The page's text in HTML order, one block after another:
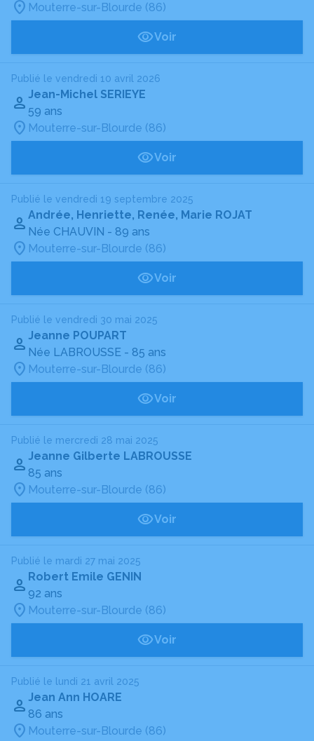
Mouterre-sur-Blourde (86)
Voir
Publié le vendredi 10 avril 2026
Jean-Michel SERIEYE
59 ans
Mouterre-sur-Blourde (86)
Voir
Publié le vendredi 19 septembre 2025
Andrée, Henriette, Renée, Marie ROJAT
Née CHAUVIN - 89 ans
Mouterre-sur-Blourde (86)
Voir
Publié le vendredi 30 mai 2025
Jeanne POUPART
Née LABROUSSE - 85 ans
Mouterre-sur-Blourde (86)
Voir
Publié le mercredi 28 mai 2025
Jeanne Gilberte LABROUSSE
85 ans
Mouterre-sur-Blourde (86)
Voir
Publié le mardi 27 mai 2025
Robert Emile GENIN
92 ans
Mouterre-sur-Blourde (86)
Voir
Publié le lundi 21 avril 2025
Jean Ann HOARE
86 ans
Mouterre-sur-Blourde (86)